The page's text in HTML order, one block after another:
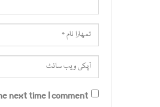
next time I comment.